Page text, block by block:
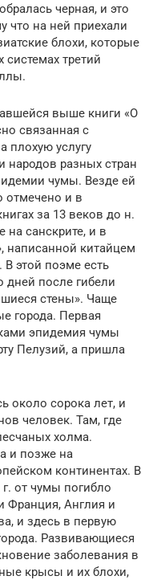
черная, и это
что на ней приехали
блохи, которые
третий
выше книги «О
связанная с
плохую услугу
народов разных стран
чумы. Везде ей
отмечено и в
за 13 веков до н.
санскрите, и в
написанной китайцем
этой поэме есть
дней после гибели
стены». Чаще
города. Первая
эпидемия чумы
Пелузий, а пришла
около сорока лет, и
человек. Там, где
холма.
и позже на
континентах. В
от чумы погибло
Франция, Англия и
и здесь в первую
Развивающиеся
заболевания в
крысы и их блохи,